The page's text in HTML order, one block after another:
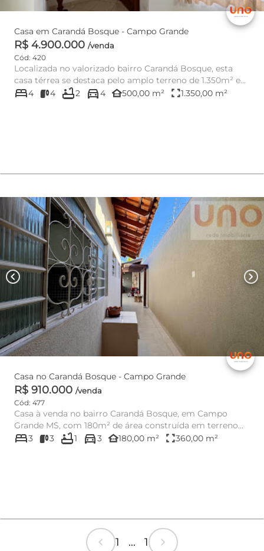
Casa em Carandá Bosque - Campo Grande
R$ 4.900.000 /venda
Cód: 420
Localizada no valorizado bairro Carandá Bosque, esta
casa térrea se destaca pelo amplo terreno de 1.350m² e
500m² de ár...
bed4 4 bathtub2 directions_car4 other_houses500,00 m² fullscreen1.350,00 m²
chevron_left chevron_right
Casa no Carandá Bosque - Campo Grande
R$ 910.000 /venda
Cód: 477
Casa à venda no bairro Carandá Bosque, em Campo
Grande MS, com 180m² de área construída em terreno
de 360m². O imóvel po...
bed3 3 bathtub1 directions_car3 other_houses180,00 m² fullscreen360,00 m²
chevron_left 1 ... 1 chevron_right